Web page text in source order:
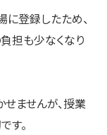
登録したため、
担も少なくなり
ませんが、授業
す。